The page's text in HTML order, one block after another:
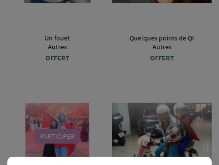
Un fouet
Autres
OFFERT
Quelques points de QI
Autres
OFFERT
PARTICIPER